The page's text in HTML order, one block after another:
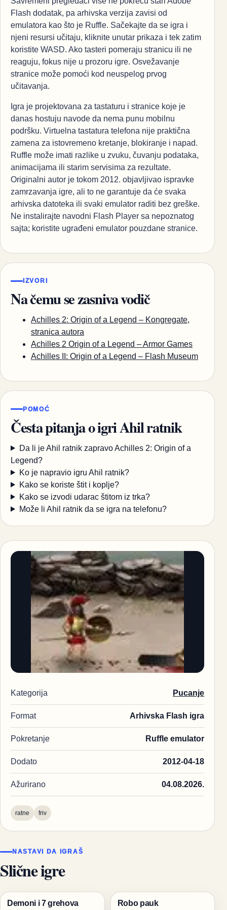
Flash dodatak, pa arhivska verzija zavisi od
emulatora kao što je Ruffle. Sačekajte da se igra i
njeni resursi učitaju, kliknite unutar prikaza i tek zatim
koristite WASD. Ako tasteri pomeraju stranicu ili ne
reaguju, fokus nije u prozoru igre. Osvežavanje
stranice može pomoći kod neuspelog prvog
učitavanja.
Igra je projektovana za tastaturu i stranice koje je
danas hostuju navode da nema punu mobilnu
podršku. Virtuelna tastatura telefona nije praktična
zamena za istovremeno kretanje, blokiranje i napad.
Ruffle može imati razlike u zvuku, čuvanju podataka,
animacijama ili starim servisima za rezultate.
Originalni autor je tokom 2012. objavljivao ispravke
zamrzavanja igre, ali to ne garantuje da će svaka
arhivska datoteka ili svaki emulator raditi bez greške.
Ne instalirajte navodni Flash Player sa nepoznatog
sajta; koristite ugrađeni emulator pouzdane stranice.
IZVORI
Na čemu se zasniva vodič
Achilles 2: Origin of a Legend – Kongregate,
stranica autora
Achilles 2 Origin of a Legend – Armor Games
Achilles II: Origin of a Legend – Flash Museum
POMOĆ
Česta pitanja o igri Ahil ratnik
Da li je Ahil ratnik zapravo Achilles 2: Origin of a
Legend?
Ko je napravio igru Ahil ratnik?
Kako se koriste štit i koplje?
Kako se izvodi udarac štitom iz trka?
Može li Ahil ratnik da se igra na telefonu?
Kategorija Pucanje
Format Arhivska Flash igra
Pokretanje Ruffle emulator
Dodato 2012-04-18
Ažurirano 04.08.2026.
ratne friv
NASTAVI DA IGRAŠ
Slične igre
Pucanje
Demoni i 7 grehova Igre
Robo pauk